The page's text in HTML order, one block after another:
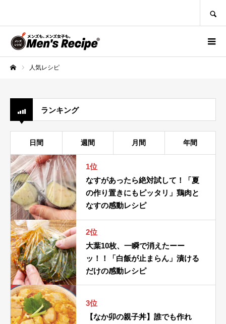
人気レシピ
ランキング
日間 週間 月間 年間
1位
なすがあったら絶対試して！「夏
の作り置きにもピッタリ」鶏肉と
なすの感動レシピ
2位
大葉10枚、一瞬で消えたーー
ッ！！「白飯が止まらん」漬ける
だけの感動レシピ
3位
【なか卯の親子丼】誰でも作れ